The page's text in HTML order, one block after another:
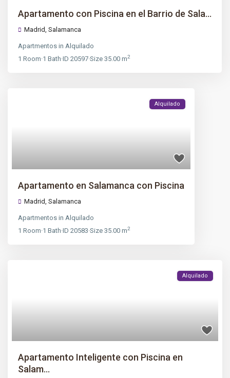
Apartamento con Piscina en el Barrio de Sala...
Madrid,Salamanca
Apartmentos inAlquilado
1 Room·1 Bath·ID20597·Size35.00 m2
Alquilado
Apartamento en Salamanca con Piscina
Madrid,Salamanca
Apartmentos inAlquilado
1 Room·1 Bath·ID20583·Size35.00 m2
Alquilado
Apartamento Inteligente con Piscina en
Salam...